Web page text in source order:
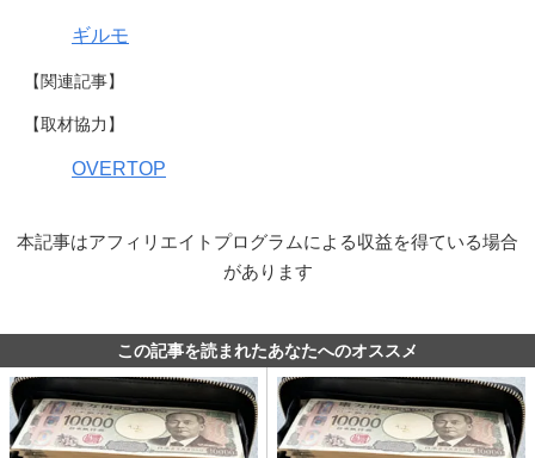
ギルモ
【関連記事】
【取材協力】
OVERTOP
本記事はアフィリエイトプログラムによる収益を得ている場合
があります
この記事を読まれたあなたへのオススメ